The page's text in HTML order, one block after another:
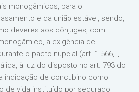
monogâmicos, para o
e da união estável, sendo,
deveres aos cônjuges, com
a exigência de
o pacto nupcial (art. 1.566, I,
à luz do disposto no art. 793 do
indicação de concubino como
de vida instituído por segurado